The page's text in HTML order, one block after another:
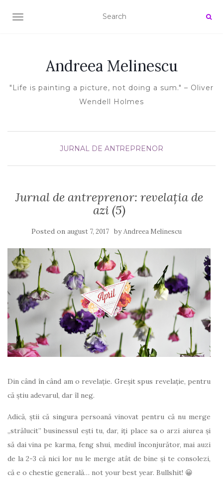
TOGGLE NAVIGATION
Andreea Melinescu
"Life is painting a picture, not doing a sum." – Oliver
Wendell Holmes
JURNAL DE ANTREPRENOR
Jurnal de antreprenor: revelația de
azi (5)
Posted on august 7, 2017 byAndreea Melinescu
Din când în când am o revelație. Greșit spus revelație, pentru
că știu adevarul, dar îl neg.
Adică, știi că singura persoană vinovat pentru că nu merge
„strălucit” businessul ești tu, dar, iți place sa o arzi aiurea și
să dai vina pe karma, feng shui, mediul înconjurător, mai auzi
de la 2-3 că nici lor nu le merge atât de bine și te consolezi,
că e o chestie generală… not your best year. Bullshit! 😀